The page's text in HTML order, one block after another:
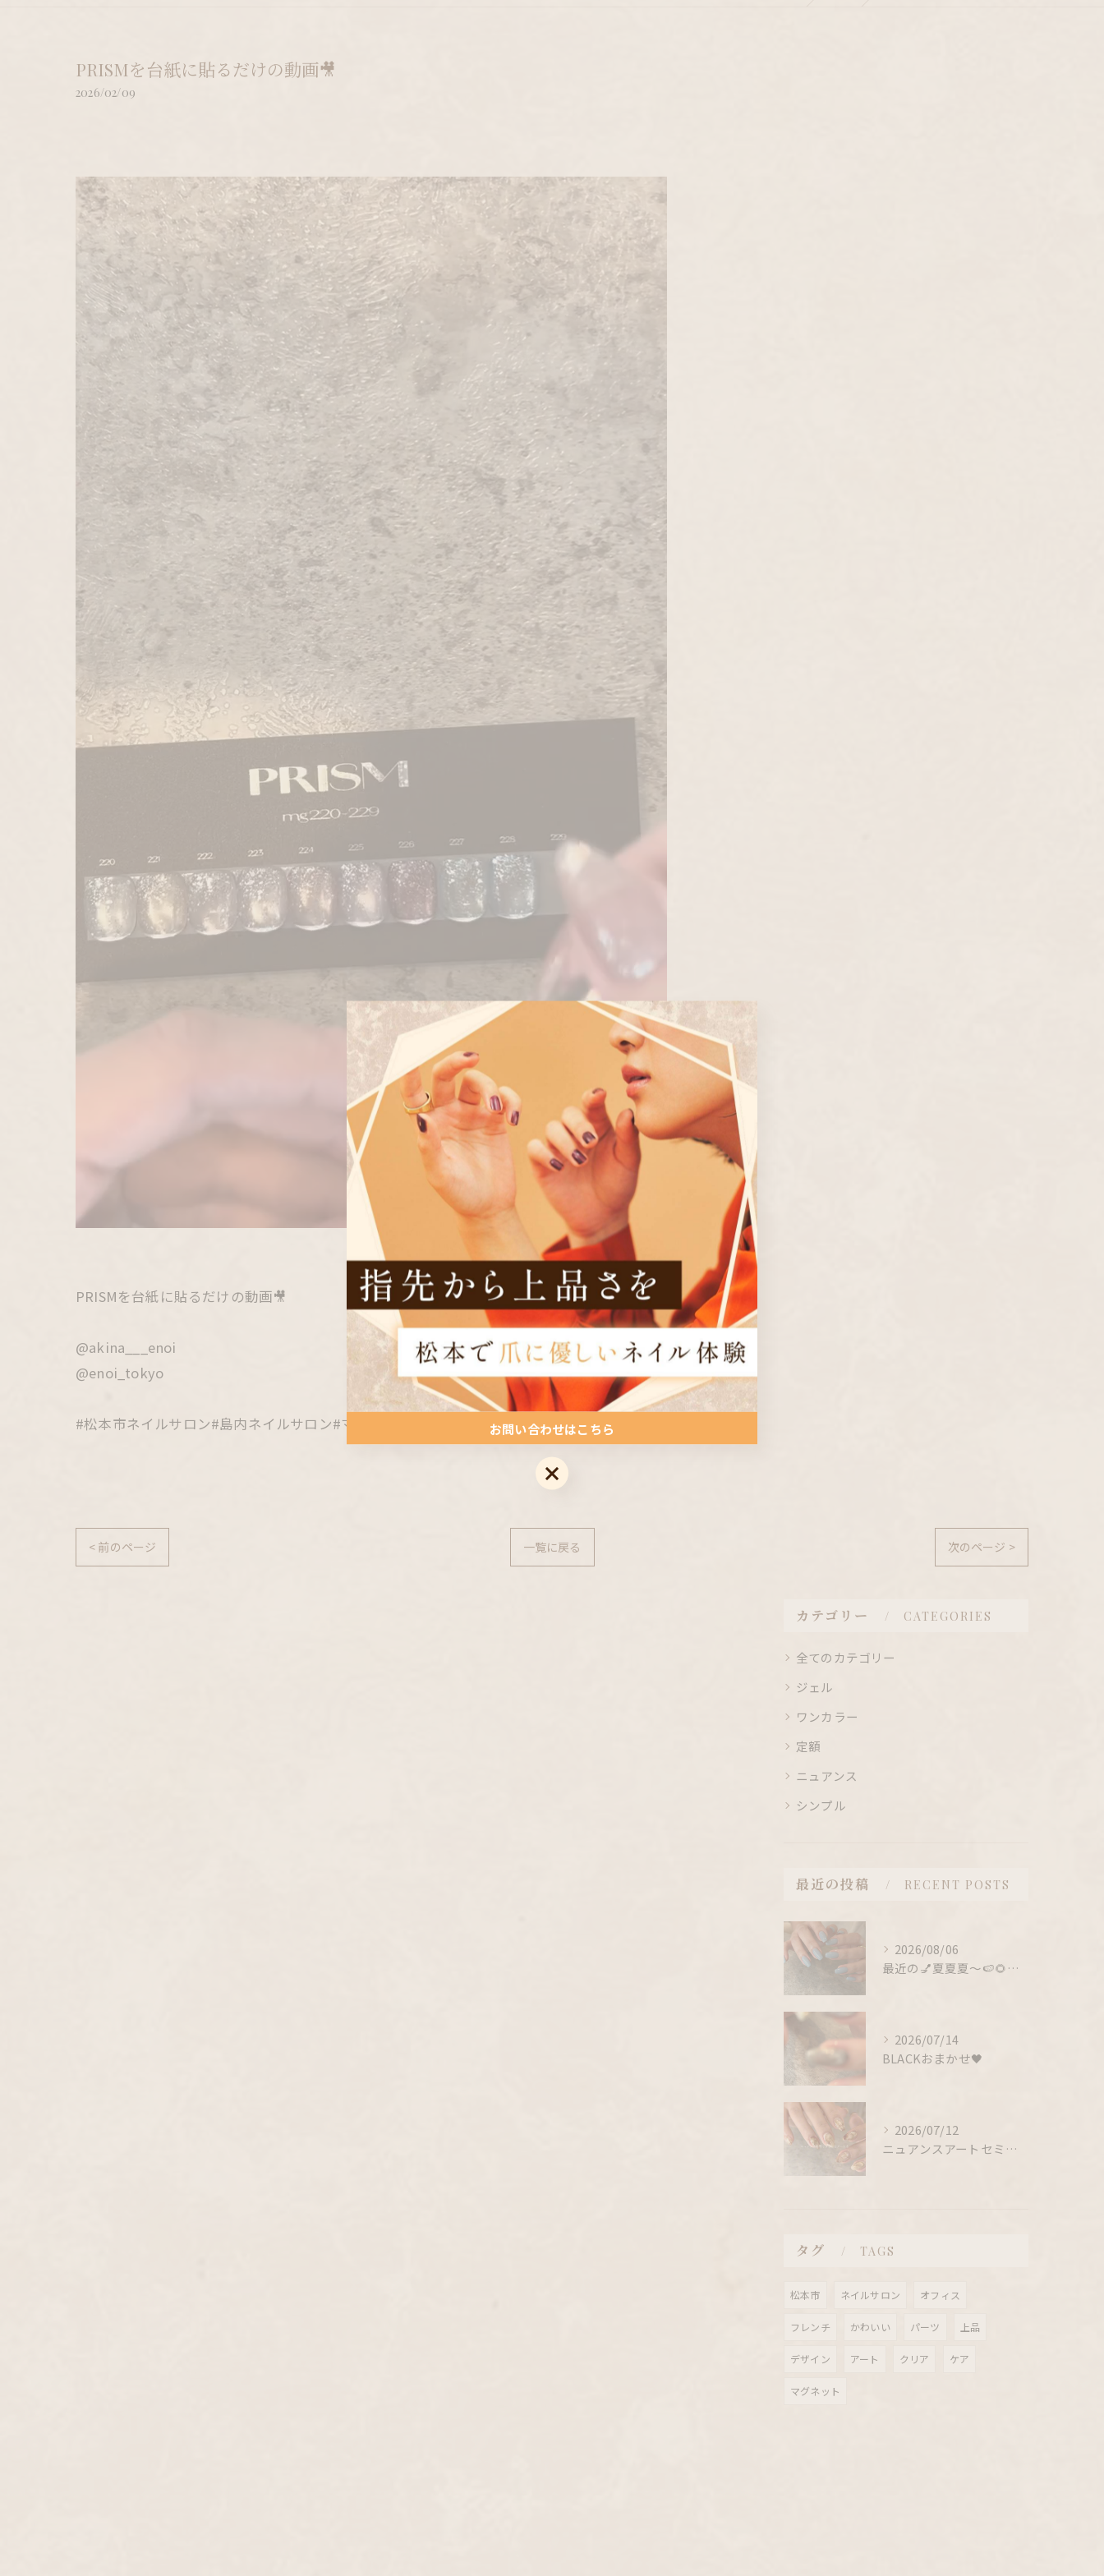
PRISMを台紙に貼るだけの動画🎥
2026/02/09
PRISMを台紙に貼るだけの動画🎥
@akina___enoi
@enoi_tokyo
#松本市ネイルサロン#島内ネイルサロン#マグネットネイル#énoi取扱店松本市#プリズムマグネット
< 前のページ 一覧に戻る 次のページ >
カテゴリー CATEGORIES
全てのカテゴリー
ジェル
ワンカラー
定額
ニュアンス
シンプル
最近の投稿 RECENT POSTS
2026/08/06
最近の💅夏夏夏〜🍉🌻！！！
2026/07/14
BLACKおまかせ🖤
2026/07/12
ニュアンスアートセミナー受けてみたいという方、、
タグ TAGS
松本市 ネイルサロン オフィス
フレンチ かわいい パーツ 上品
デザイン アート クリア ケア
マグネット
お問い合わせはこちら
お問い合わせはこちら